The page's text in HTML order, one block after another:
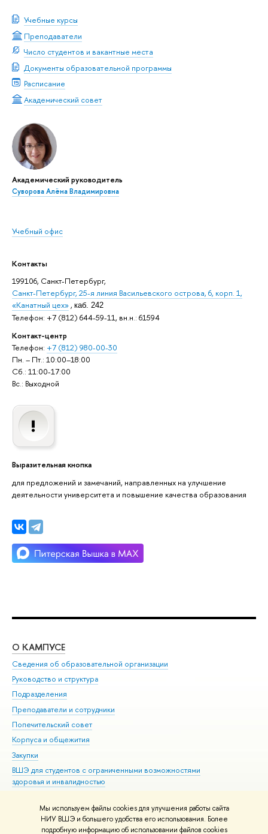
Мы используем файлы cookies для улучшения работы сайта
НИУ ВШЭ и большего удобства его использования. Более
подробную информацию об использовании файлов cookies
Учебные курсы
Преподаватели
Число студентов и вакантные места
Документы образовательной программы
Расписание
Академический совет
Академический руководитель
Суворова Алёна Владимировна
Учебный офис
Контакты
199106, Санкт-Петербург,
Санкт-Петербург, 25-я линия Васильевского острова, 6, корп. 1,
«Канатный цех», каб. 242
Телефон: +7 (812) 644-59-11, вн.н.: 61594
Контакт-центр
Телефон: +7 (812) 980-00-30
Пн. – Пт.: 10:00–18:00
Сб.: 11:00-17:00
Вс.: Выходной
Выразительная кнопка
для предложений и замечаний, направленных на улучшение
деятельности университета и повышение качества образования
О КАМПУСЕ
Сведения об образовательной организации
Руководство и структура
Подразделения
Преподаватели и сотрудники
Попечительский совет
Корпуса и общежития
Закупки
ВШЭ для студентов с ограниченными возможностями
здоровья и инвалидностью
Единая платежная страница